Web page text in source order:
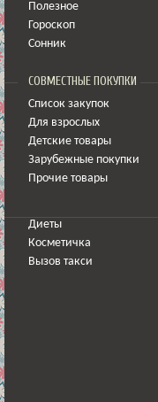
Полезное
Гороскоп
Сонник
СОВМЕСТНЫЕ ПОКУПКИ
Список закупок
Для взрослых
Детские товары
Зарубежные покупки
Прочие товары
Диеты
Косметичка
Вызов такси